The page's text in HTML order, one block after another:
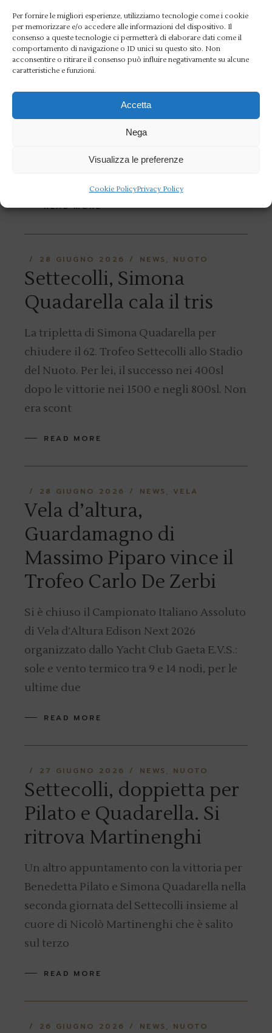
Per fornire le migliori esperienze, utilizziamo tecnologie come i cookie
per memorizzare e/o accedere alle informazioni del dispositivo. Il
consenso a queste tecnologie ci permetterà di elaborare dati come il
comportamento di navigazione o ID unici su questo sito. Non
acconsentire o ritirare il consenso può influire negativamente su alcune
caratteristiche e funzioni.
Accetta
Nega
Visualizza le preferenze
Cookie PolicyPrivacy Policy
Solidarietà all’Aniene:
una serata per sostenere
Orma
Il Circolo Canottieri Aniene ha ospitato
un’iniziativa originale a sostegno delle
famiglie dei bambini in cura negli ospedali
romani. Parliamo di Wine on the River,
READ MORE
28 GIUGNO 2026 NEWS NUOTO
Settecolli, Simona
Quadarella cala il tris
La tripletta di Simona Quadarella per
chiudere il 62. Trofeo Settecolli allo Stadio
del Nuoto. Per lei, il successo nei 400sl
dopo le vittorie nei 1500 e negli 800sl. Non
era scont
READ MORE
28 GIUGNO 2026 NEWS VELA
Vela d’altura,
Guardamagno di
Massimo Piparo vince il
Trofeo Carlo De Zerbi
Si è chiuso il Campionato Italiano Assoluto
di Vela d’Altura Edison Next 2026
organizzato dallo Yacht Club Gaeta E.V.S.:
sole e vento termico tra 9 e 14 nodi, per le
ultime due
READ MORE
27 GIUGNO 2026 NEWS NUOTO
Settecolli, doppietta per
Pilato e Quadarella. Si
ritrova Martinenghi
Un altro appuntamento con la vittoria per
Benedetta Pilato e Simona Quadarella nella
seconda giornata del Settecolli insieme al
cuore di Nicolò Martinenghi che è salito
sul terzo
READ MORE
26 GIUGNO 2026 NEWS NUOTO